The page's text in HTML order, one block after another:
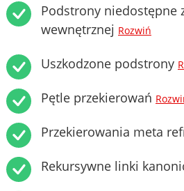
Podstrony niedostępne
wewnętrznej Rozwiń
Uszkodzone podstrony
Pętle przekierowań
Przekierowania meta
Rekursywne linki